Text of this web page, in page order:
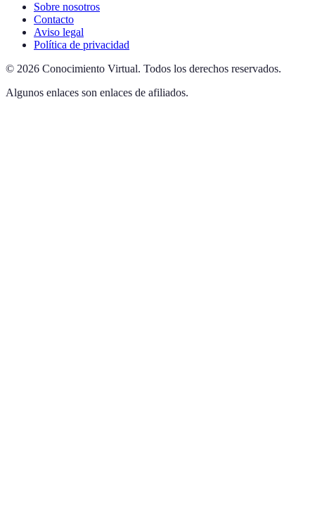
Sobre nosotros
Contacto
Aviso legal
Política de privacidad
© 2026 Conocimiento Virtual. Todos los derechos reservados.
Algunos enlaces son enlaces de afiliados.